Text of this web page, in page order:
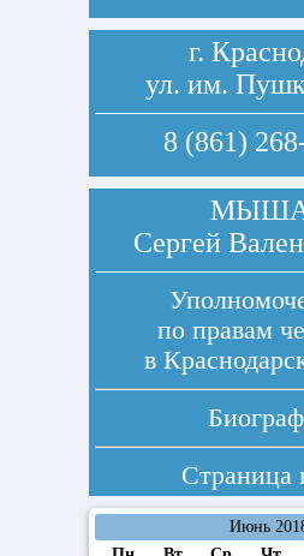
г.
ул. им.
8 (861)
Сергей
по правам
в
Страница
Июнь